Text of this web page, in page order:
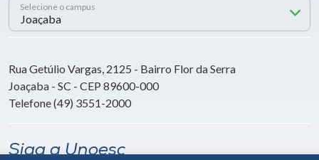
Selecione o campus
Rua Getúlio Vargas, 2125 - Bairro Flor da Serra
Joaçaba - SC - CEP 89600-000
Telefone (49) 3551-2000
Siga a Unoesc